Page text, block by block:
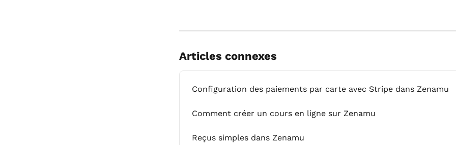
Articles connexes
Configuration des paiements par carte avec Stripe dans Zenamu
Comment créer un cours en ligne sur Zenamu
Reçus simples dans Zenamu